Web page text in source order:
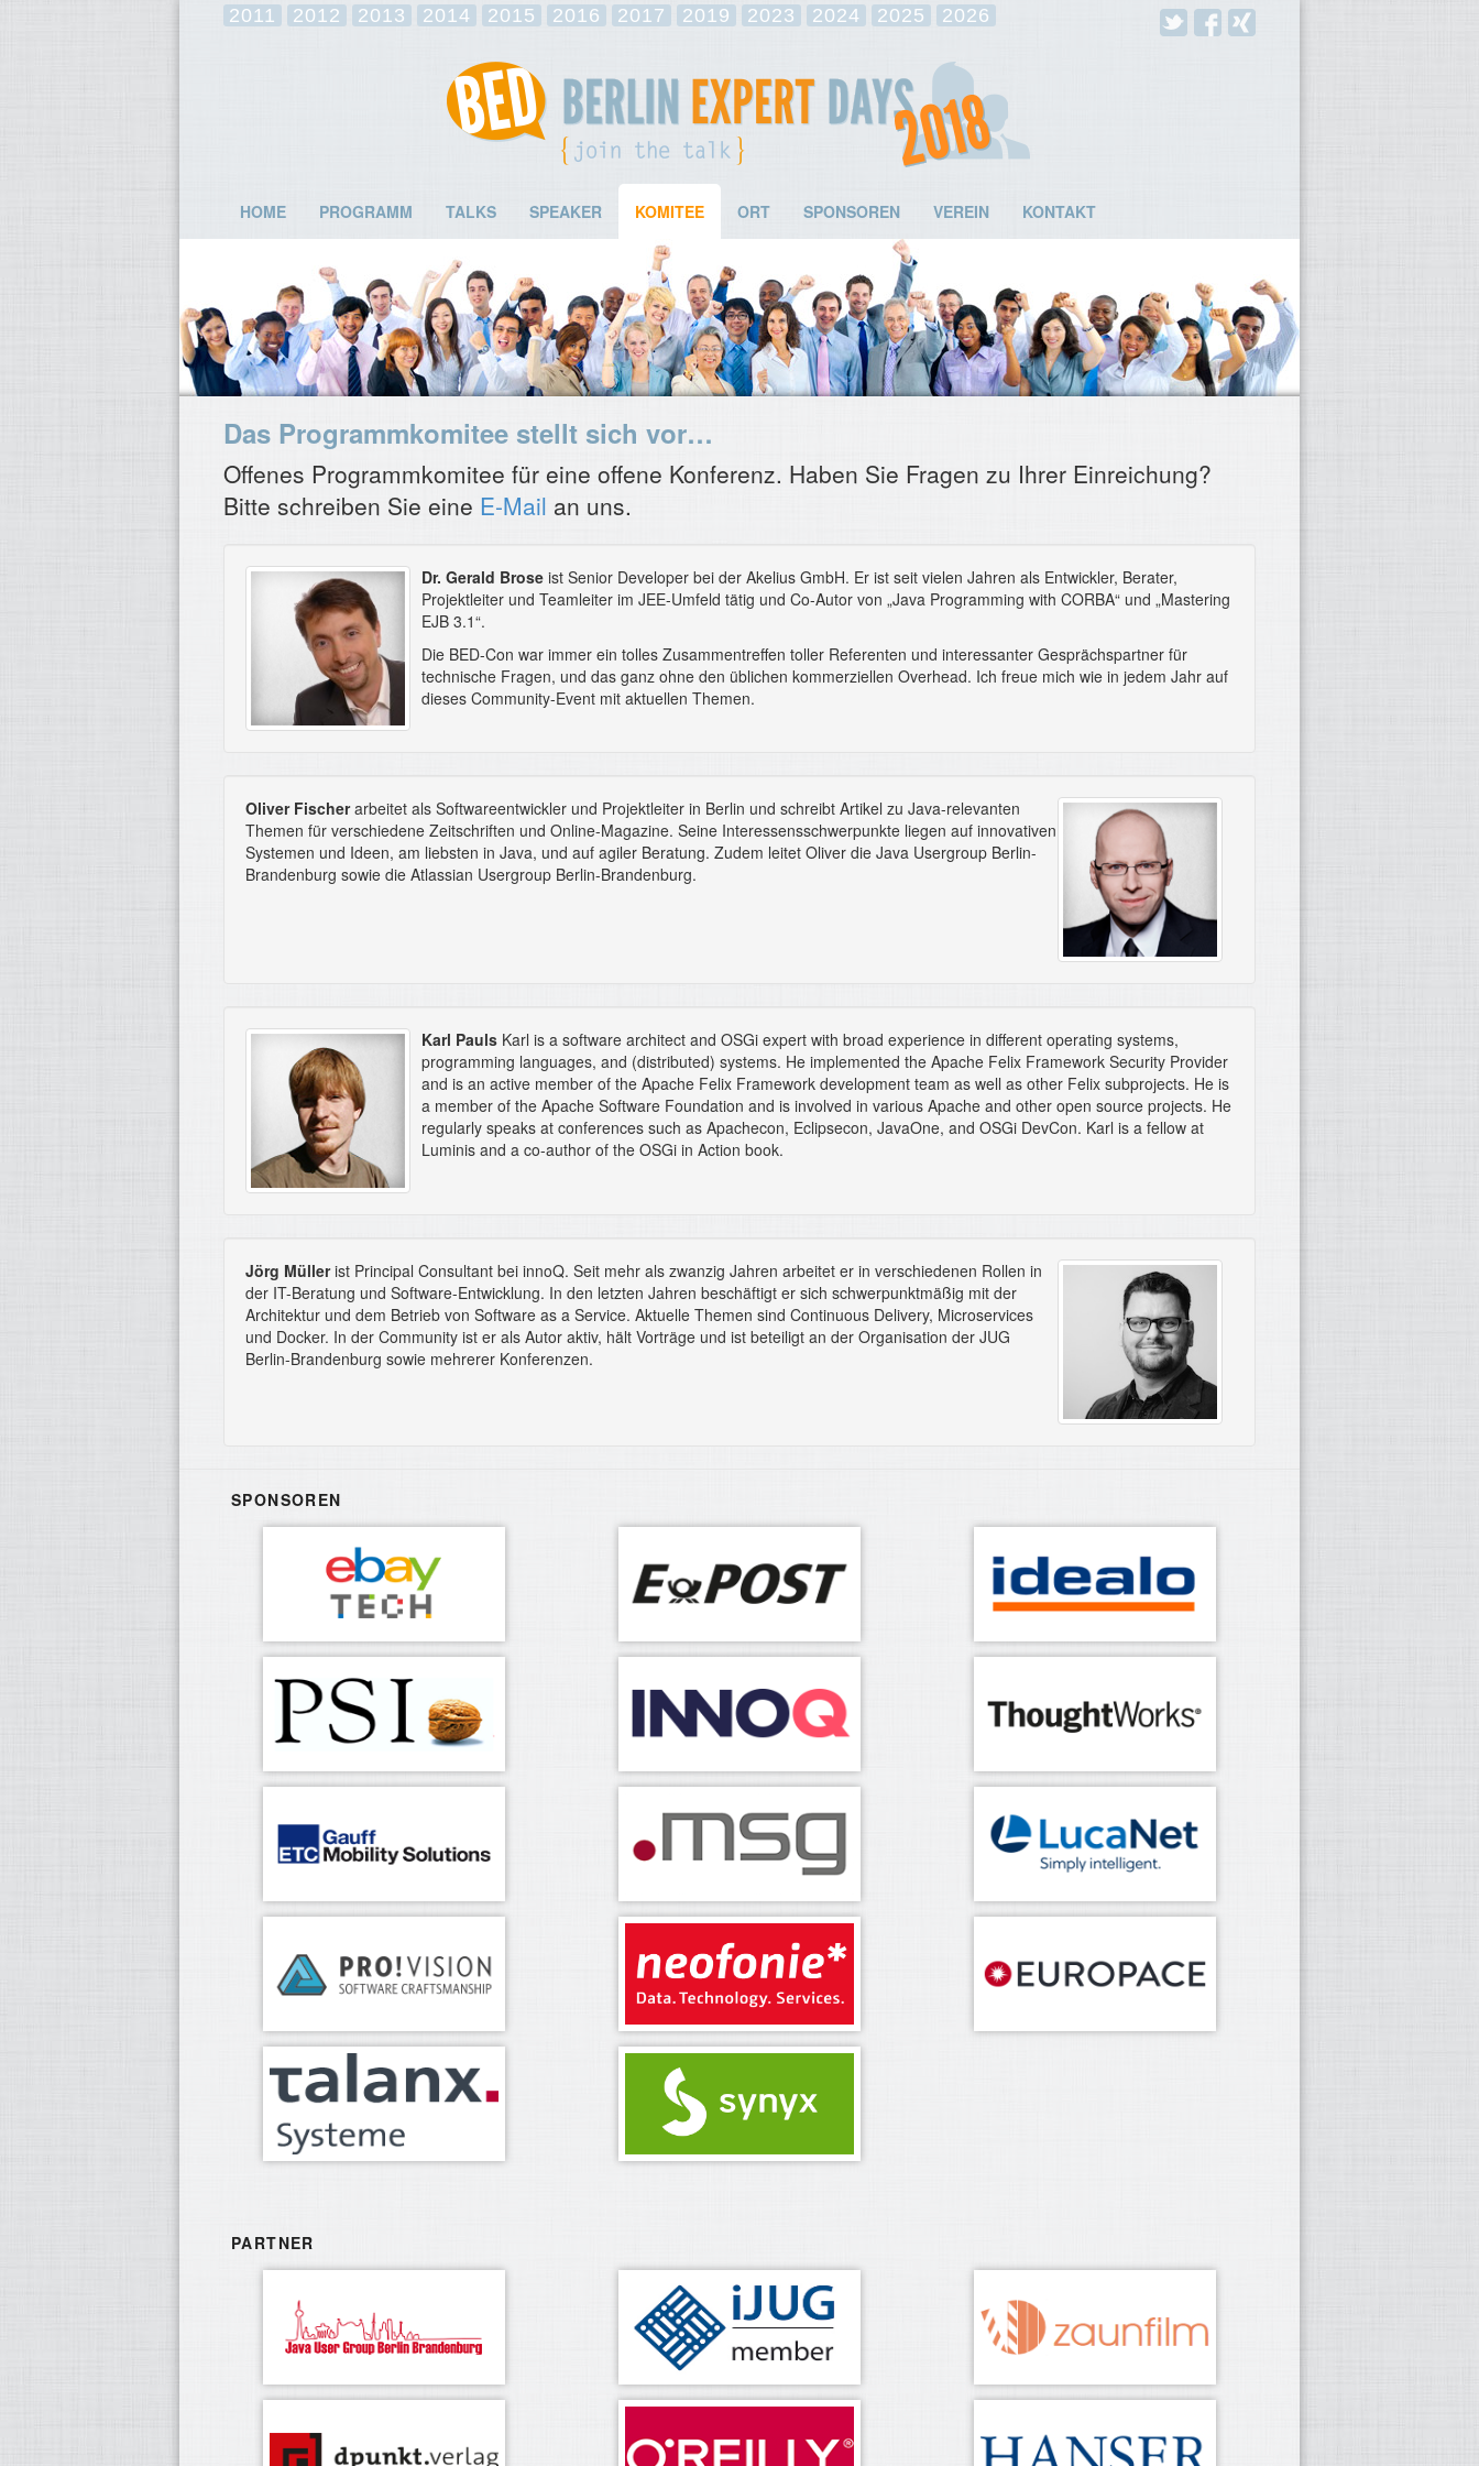
2011 2012 2013 2014 2015 2016 2017 2019 2023 2024 2025 2026
HOME PROGRAMM TALKS SPEAKER KOMITEE ORT SPONSOREN VEREIN KONTAKT
Das Programmkomitee stellt sich vor…
Offenes Programmkomitee für eine offene Konferenz. Haben Sie Fragen zu Ihrer Einreichung?
Bitte schreiben Sie eine E-Mail an uns.
Dr. Gerald Brose ist Senior Developer bei der Akelius GmbH. Er ist seit vielen Jahren als Entwickler, Berater,
Projektleiter und Teamleiter im JEE-Umfeld tätig und Co-Autor von „Java Programming with CORBA“ und „Mastering
EJB 3.1“.
Die BED-Con war immer ein tolles Zusammentreffen toller Referenten und interessanter Gesprächspartner für
technische Fragen, und das ganz ohne den üblichen kommerziellen Overhead. Ich freue mich wie in jedem Jahr auf
dieses Community-Event mit aktuellen Themen.
Oliver Fischerarbeitet als Softwareentwickler und Projektleiter in Berlin und schreibt Artikel zu Java-relevanten
Themen für verschiedene Zeitschriften und Online-Magazine. Seine Interessensschwerpunkte liegen auf innovativen
Systemen und Ideen, am liebsten in Java, und auf agiler Beratung. Zudem leitet Oliver die Java Usergroup Berlin-
Brandenburg sowie die Atlassian Usergroup Berlin-Brandenburg.
Karl Pauls Karl is a software architect and OSGi expert with broad experience in different operating systems,
programming languages, and (distributed) systems. He implemented the Apache Felix Framework Security Provider
and is an active member of the Apache Felix Framework development team as well as other Felix subprojects. He is
a member of the Apache Software Foundation and is involved in various Apache and other open source projects. He
regularly speaks at conferences such as Apachecon, Eclipsecon, JavaOne, and OSGi DevCon. Karl is a fellow at
Luminis and a co-author of the OSGi in Action book.
Jörg Müllerist Principal Consultant bei innoQ. Seit mehr als zwanzig Jahren arbeitet er in verschiedenen Rollen in
der IT-Beratung und Software-Entwicklung. In den letzten Jahren beschäftigt er sich schwerpunktmäßig mit der
Architektur und dem Betrieb von Software as a Service. Aktuelle Themen sind Continuous Delivery, Microservices
und Docker. In der Community ist er als Autor aktiv, hält Vorträge und ist beteiligt an der Organisation der JUG
Berlin-Brandenburg sowie mehrerer Konferenzen.
SPONSOREN
PARTNER